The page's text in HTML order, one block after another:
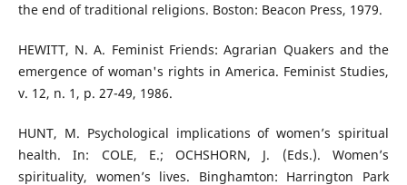
the end of traditional religions. Boston: Beacon Press, 1979.
HEWITT, N. A. Feminist Friends: Agrarian Quakers and the
emergence of woman's rights in America. Feminist Studies,
v. 12, n. 1, p. 27-49, 1986.
HUNT, M. Psychological implications of women’s spiritual
health. In: COLE, E.; OCHSHORN, J. (Eds.). Women’s
spirituality, women’s lives. Binghamton: Harrington Park